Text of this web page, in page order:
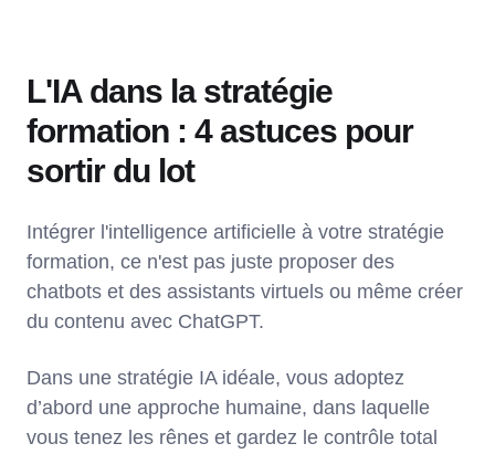
L'IA dans la stratégie
formation : 4 astuces pour
sortir du lot
Intégrer l'intelligence artificielle à votre stratégie
formation, ce n'est pas juste proposer des
chatbots et des assistants virtuels ou même créer
du contenu avec ChatGPT.
Dans une stratégie IA idéale, vous adoptez
d’abord une approche humaine, dans laquelle
vous tenez les rênes et gardez le contrôle total